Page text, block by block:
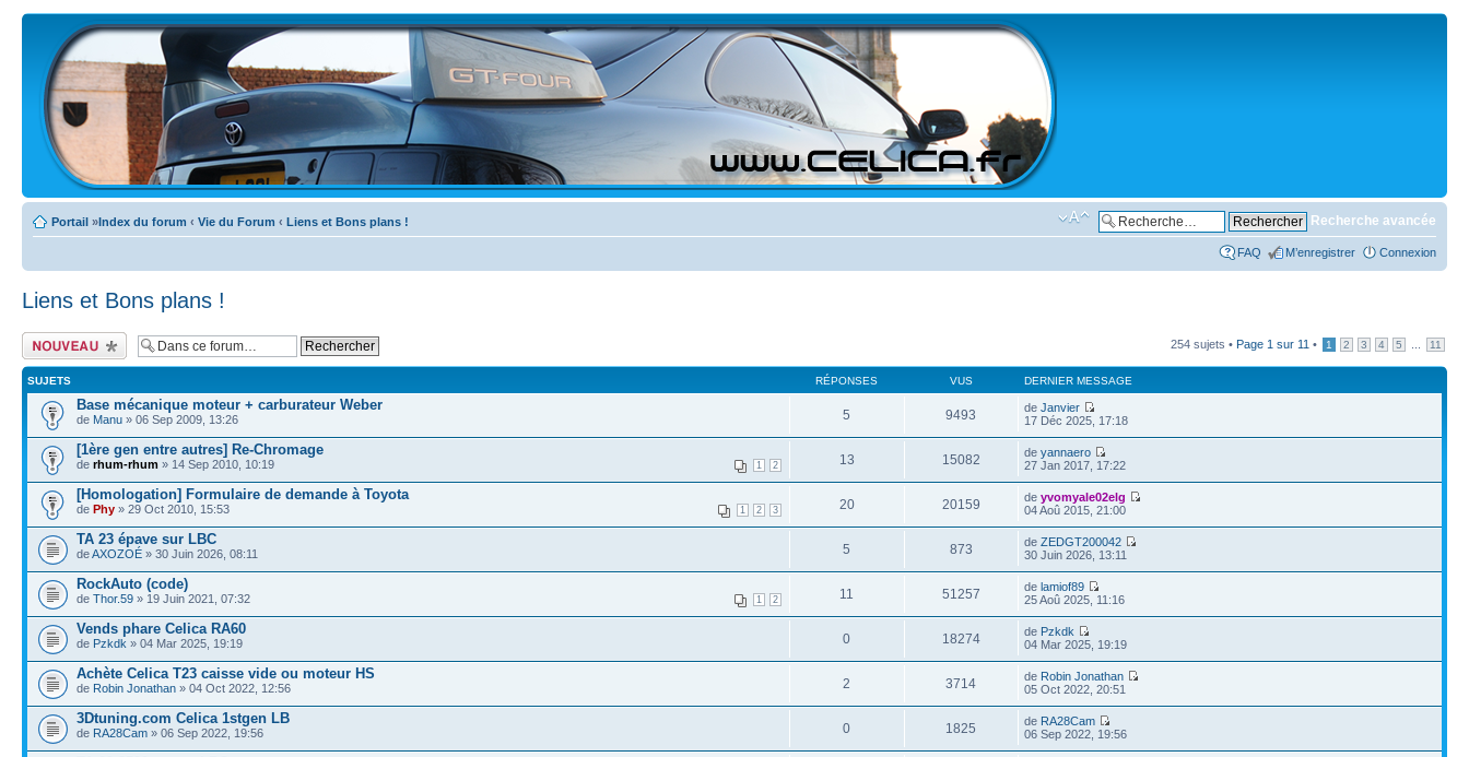
Portail »Index du forum ‹ Vie du Forum ‹ Liens et Bons plans ! Recherche avancée
FAQ M’enregistrer Connexion
Liens et Bons plans !
Ecrire un nouveau
sujet
254 sujets • Page 1 sur 11 • 1 2 3 4 5 11
SUJETS RÉPONSES VUS DERNIER MESSAGE
Base mécanique moteur + carburateur Weber
de Manu » 06 Sep 2009, 13:26 5 9493 deJanvier
17 Déc 2025, 17:18
[1ère gen entre autres] Re-Chromage
1 2
de rhum-rhum » 14 Sep 2010, 10:19 13 15082 deyannaero
27 Jan 2017, 17:22
[Homologation] Formulaire de demande à Toyota
1 2 3
de Phy » 29 Oct 2010, 15:53 20 20159 deyvomyale02elg
04 Aoû 2015, 21:00
TA 23 épave sur LBC
deAXOZOÉ » 30 Juin 2026, 08:11 5 873 deZEDGT200042
30 Juin 2026, 13:11
RockAuto (code)
1 2
de Thor.59 » 19 Juin 2021, 07:32 11 51257 delamiof89
25 Aoû 2025, 11:16
Vends phare Celica RA60
de Pzkdk » 04 Mar 2025, 19:19 0 18274 de Pzkdk
04 Mar 2025, 19:19
Achète Celica T23 caisse vide ou moteur HS
de Robin Jonathan » 04 Oct 2022, 12:56 2 3714 de Robin Jonathan
05 Oct 2022, 20:51
3Dtuning.com Celica 1stgen LB
de RA28Cam » 06 Sep 2022, 19:56 0 1825 de RA28Cam
06 Sep 2022, 19:56